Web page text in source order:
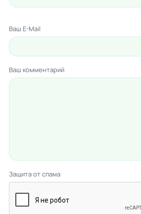
Ваш E-Mail
Ваш комментарий
Защита от спама